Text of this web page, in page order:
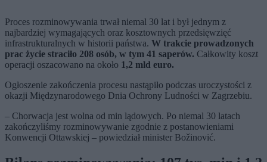
Proces rozminowywania trwał niemal 30 lat i był jednym z
najbardziej wymagających oraz kosztownych przedsięwzięć
infrastrukturalnych w historii państwa. W trakcie prowadzonych
prac życie straciło 208 osób, w tym 41 saperów. Całkowity koszt
operacji oszacowano na około 1,2 mld euro.
Ogłoszenie zakończenia procesu nastąpiło podczas uroczystości z
okazji Międzynarodowego Dnia Ochrony Ludności w Zagrzebiu.
– Chorwacja jest wolna od min lądowych. Po niemal 30 latach
zakończyliśmy rozminowywanie zgodnie z postanowieniami
Konwencji Ottawskiej – powiedział minister Božinović.